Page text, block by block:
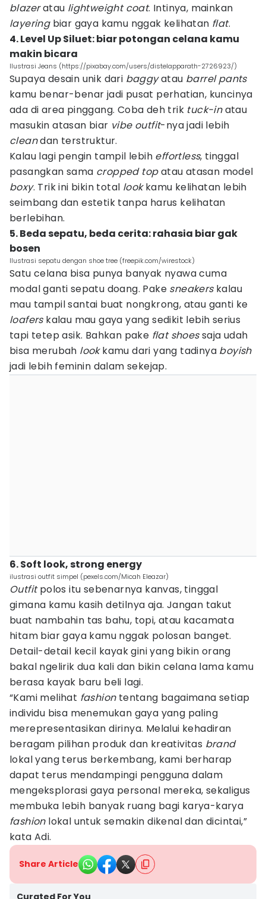
blazeratau lightweight coat. Intinya, mainkan
layeringbiar gaya kamu nggak kelihatan flat.
4. Level Up Siluet: biar potongan celana kamu
makin bicara
Ilustrasi Jeans (https://pixabay.com/users/distelapparath-2726923/)
Supaya desain unik dari baggyatau barrel pants
kamu benar-benar jadi pusat perhatian, kuncinya
ada di area pinggang. Coba deh trik tuck-inatau
masukin atasan biar vibe outfit-nya jadi lebih
cleandan terstruktur.
Kalau lagi pengin tampil lebih effortless, tinggal
pasangkan sama cropped topatau atasan model
boxy. Trik ini bikin total lookkamu kelihatan lebih
seimbang dan estetik tanpa harus kelihatan
berlebihan.
5. Beda sepatu, beda cerita: rahasia biar gak
bosen
Ilustrasi sepatu dengan shoe tree (freepik.com/wirestock)
Satu celana bisa punya banyak nyawa cuma
modal ganti sepatu doang. Pake sneakerskalau
mau tampil santai buat nongkrong, atau ganti ke
loaferskalau mau gaya yang sedikit lebih serius
tapi tetep asik. Bahkan pake flat shoessaja udah
bisa merubah lookkamu dari yang tadinya boyish
jadi lebih feminin dalam sekejap.
6. Soft look, strong energy
ilustrasi outfit simpel (pexels.com/Micah Eleazar)
Outfitpolos itu sebenarnya kanvas, tinggal
gimana kamu kasih detilnya aja. Jangan takut
buat nambahin tas bahu, topi, atau kacamata
hitam biar gaya kamu nggak polosan banget.
Detail-detail kecil kayak gini yang bikin orang
bakal ngelirik dua kali dan bikin celana lama kamu
berasa kayak baru beli lagi.
“Kami melihat fashiontentang bagaimana setiap
individu bisa menemukan gaya yang paling
merepresentasikan dirinya. Melalui kehadiran
beragam pilihan produk dan kreativitas brand
lokal yang terus berkembang, kami berharap
dapat terus mendampingi pengguna dalam
mengeksplorasi gaya personal mereka, sekaligus
membuka lebih banyak ruang bagi karya-karya
fashionlokal untuk semakin dikenal dan dicintai,”
kata Adi.
Share Article
Curated For You